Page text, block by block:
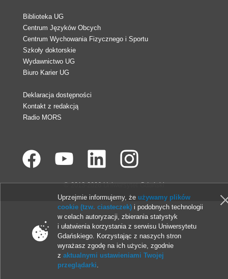
Biblioteka UG
Centrum Języków Obcych
Centrum Wychowania Fizycznego i Sportu
Szkoły doktorskie
Wydawnictwo UG
Biuro Karier UG
Deklaracja dostępności
Kontakt z redakcją
Radio MORS
© 2013-2026 Uniwersytet Gdański
Uprzejmie informujemy, że używamy plików
cookie (tzw. ciasteczek) i podobnych technologii
w celach autoryzacji, zbierania statystyk
i ułatwienia korzystania z serwisu Uniwersytetu
Gdańskiego. Korzystając z naszych stron
wyrażasz zgodę na ich użycie, zgodnie
zaktualnymi ustawieniami Twojej
przeglądarki.